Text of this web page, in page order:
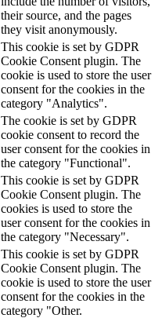
their source, and the pages
they visit anonymously.
This cookie is set by GDPR
Cookie Consent plugin. The
cookie is used to store the user
consent for the cookies in the
category "Analytics".
The cookie is set by GDPR
cookie consent to record the
user consent for the cookies in
the category "Functional".
This cookie is set by GDPR
Cookie Consent plugin. The
cookies is used to store the
user consent for the cookies in
the category "Necessary".
This cookie is set by GDPR
Cookie Consent plugin. The
cookie is used to store the user
consent for the cookies in the
category "Other.